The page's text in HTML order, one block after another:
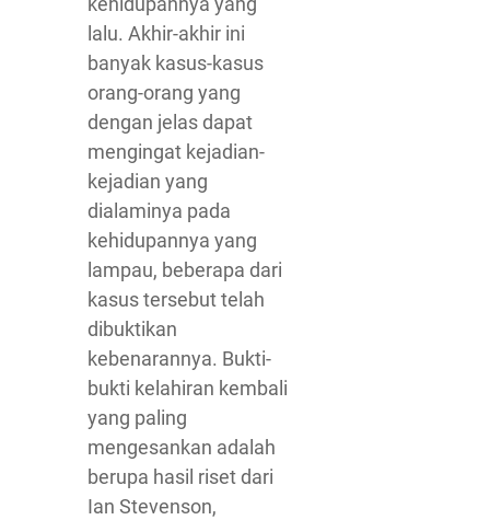
lalu. Akhir-akhir ini
banyak kasus-kasus
orang-orang yang
dengan jelas dapat
mengingat kejadian-
kejadian yang
dialaminya pada
kehidupannya yang
lampau, beberapa dari
kasus tersebut telah
dibuktikan
kebenarannya. Bukti-
bukti kelahiran kembali
yang paling
mengesankan adalah
berupa hasil riset dari
Ian Stevenson,